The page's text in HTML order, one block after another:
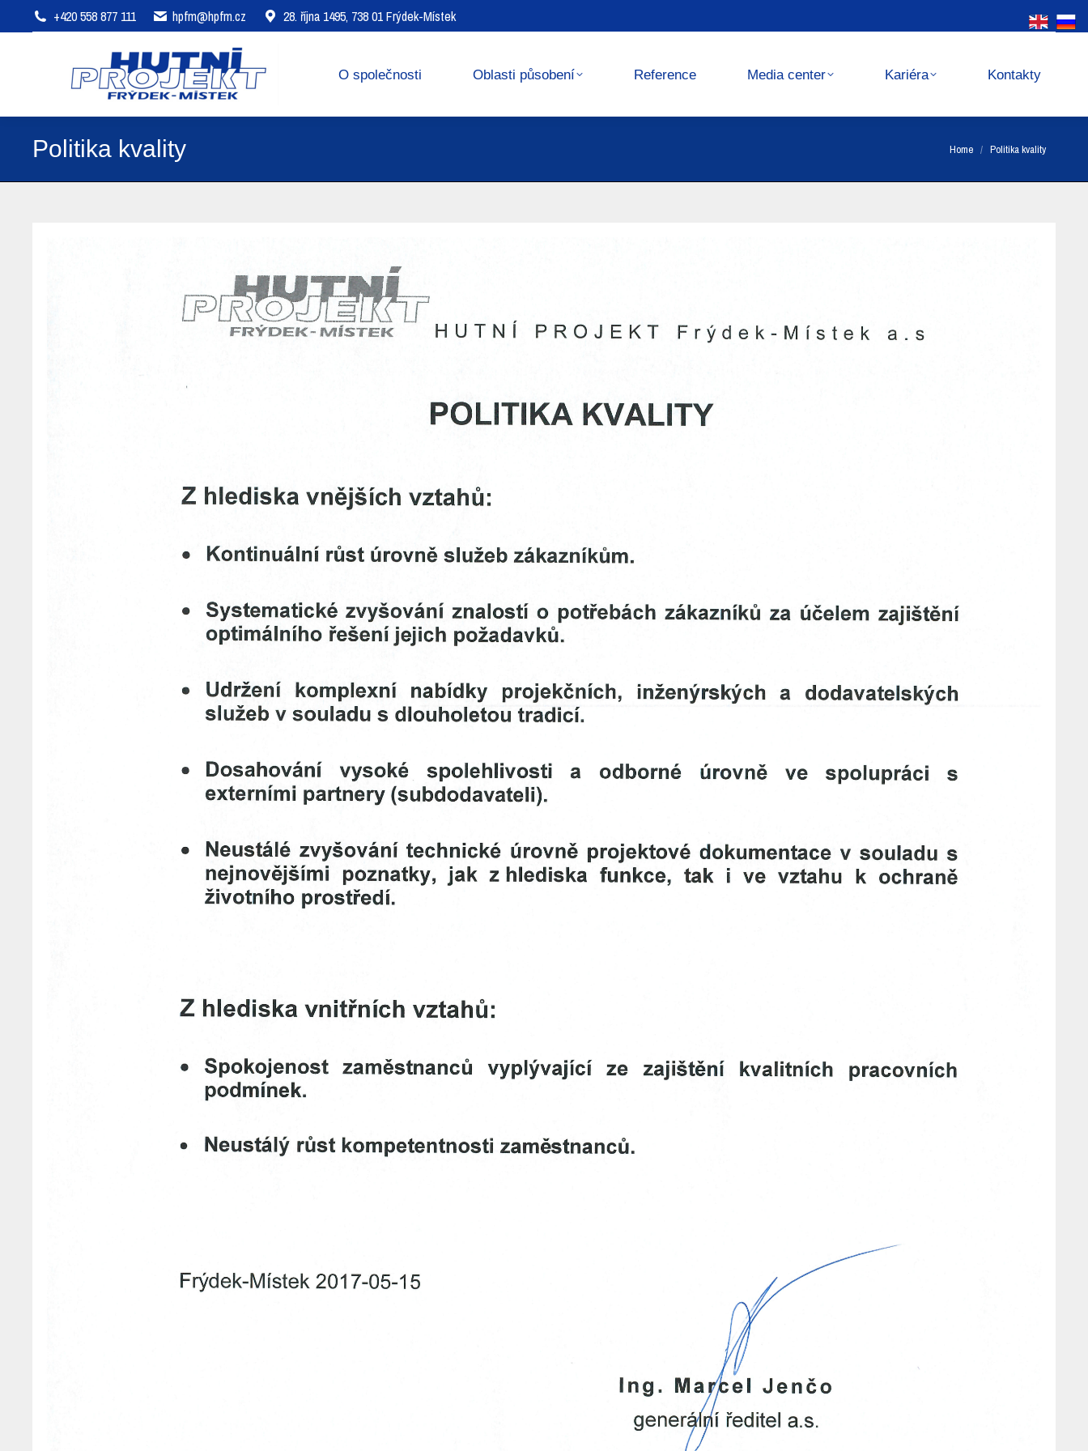
+420 558 877 111 hpfm@hpfm.cz 28. října 1495, 738 01 Frýdek-Místek
O společnosti Oblasti působení Reference Media center Kariéra Kontakty
Politika kvality You are here:
Home Politika kvality
O společnosti Oblasti působení